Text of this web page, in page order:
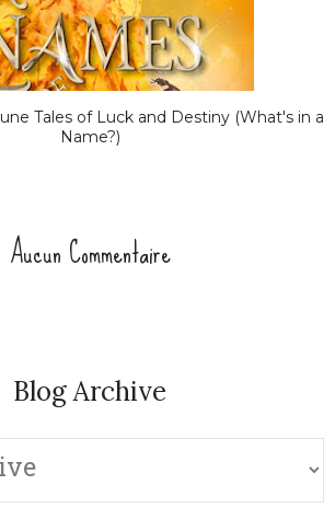
Tales of Luck and Destiny (What's in a
Name?)
Aucun Commentaire
Blog Archive